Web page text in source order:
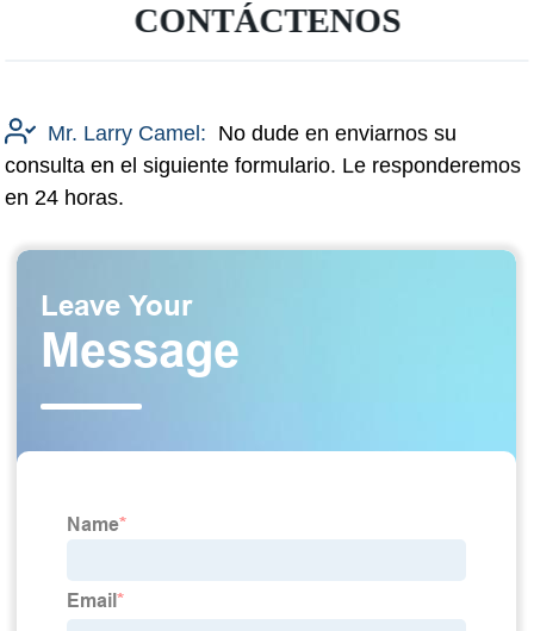
CONTÁCTENOS
Mr. Larry Camel: No dude en enviarnos su
consulta en el siguiente formulario. Le responderemos
en 24 horas.